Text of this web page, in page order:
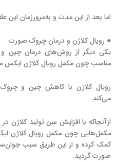
اما بعد از این مدت و به‌مرورزمان این
● رویال کلاژن و درمان چروک صورت
یکی دیگر از روش‌های درمان چین
مناسب چون مکمل رویال کلاژن ایکس
رویال کلاژن با کاهش چین و
می‌کند.
ازآنجاکه با افزایش سن تولید
مکمل‌هایی چون مکمل رویال کلاژن
کمک کرده و از این طریق سبب
صورت گردید.